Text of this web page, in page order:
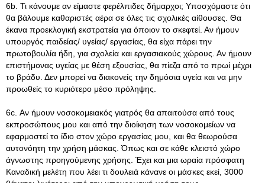
6b. Τι κάνουμε αν είμαστε φερέλπιδες δήμαρχοι; Υποσχόμαστε ότι
θα βάλουμε καθαριστές αέρα σε όλες τις σχολικές αίθουσες. Θα
έκανα προεκλογική εκστρατεία για όποιον το σκεφτεί. Αν ήμουν
υπουργός παιδείας/ υγείας/ εργασίας, θα είχα πάρει την
πρωτοβουλία ήδη, για σχολεία και εργασιακούς χώρους. Αν ήμουν
επιστήμονας υγείας με θέση εξουσίας, θα πίεζα από το πρωί μέχρι
το βράδυ. Δεν μπορεί να διακονείς την δημόσια υγεία και να μην
προωθείς το κυριότερο μέσο πρόληψης.
6c. Αν ήμουν νοσοκομειακός γιατρός θα απαιτούσα από τους
εκπροσώπους μου και από την διοίκηση των νοσοκομείων να
εφαρμοστεί το ίδιο στον χώρο εργασίας μου, και θα θεωρούσα
αυτονόητη την χρήση μάσκας. Όπως και σε κάθε κλειστό χώρο
άγνωστης προηγούμενης χρήσης. Έχει και μια ωραία πρόσφατη
Καναδική μελέτη που λέει τι δουλειά κάνανε οι μάσκες εκεί, 3000